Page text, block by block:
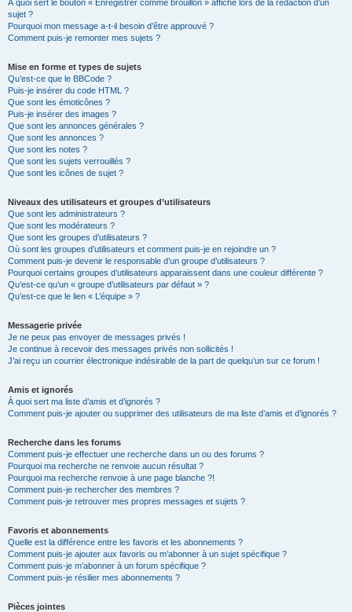
À quoi sert le bouton « Enregistrer comme brouillon » affiché lors de la rédaction d’un
sujet ?
Pourquoi mon message a-t-il besoin d’être approuvé ?
Comment puis-je remonter mes sujets ?
Mise en forme et types de sujets
Qu’est-ce que le BBCode ?
Puis-je insérer du code HTML ?
Que sont les émoticônes ?
Puis-je insérer des images ?
Que sont les annonces générales ?
Que sont les annonces ?
Que sont les notes ?
Que sont les sujets verrouillés ?
Que sont les icônes de sujet ?
Niveaux des utilisateurs et groupes d’utilisateurs
Que sont les administrateurs ?
Que sont les modérateurs ?
Que sont les groupes d’utilisateurs ?
Où sont les groupes d’utilisateurs et comment puis-je en rejoindre un ?
Comment puis-je devenir le responsable d’un groupe d’utilisateurs ?
Pourquoi certains groupes d’utilisateurs apparaissent dans une couleur différente ?
Qu’est-ce qu’un « groupe d’utilisateurs par défaut » ?
Qu’est-ce que le lien « L’équipe » ?
Messagerie privée
Je ne peux pas envoyer de messages privés !
Je continue à recevoir des messages privés non sollicités !
J’ai reçu un courrier électronique indésirable de la part de quelqu’un sur ce forum !
Amis et ignorés
À quoi sert ma liste d’amis et d’ignorés ?
Comment puis-je ajouter ou supprimer des utilisateurs de ma liste d’amis et d’ignorés ?
Recherche dans les forums
Comment puis-je effectuer une recherche dans un ou des forums ?
Pourquoi ma recherche ne renvoie aucun résultat ?
Pourquoi ma recherche renvoie à une page blanche ?!
Comment puis-je rechercher des membres ?
Comment puis-je retrouver mes propres messages et sujets ?
Favoris et abonnements
Quelle est la différence entre les favoris et les abonnements ?
Comment puis-je ajouter aux favoris ou m’abonner à un sujet spécifique ?
Comment puis-je m’abonner à un forum spécifique ?
Comment puis-je résilier mes abonnements ?
Pièces jointes